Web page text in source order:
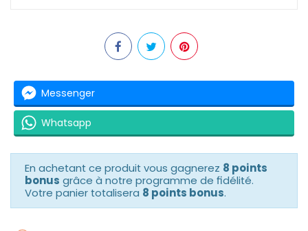
Messenger
Whatsapp
En achetant ce produit vous gagnerez 8 points
bonus grâce à notre programme de fidélité.
Votre panier totalisera 8 points bonus.